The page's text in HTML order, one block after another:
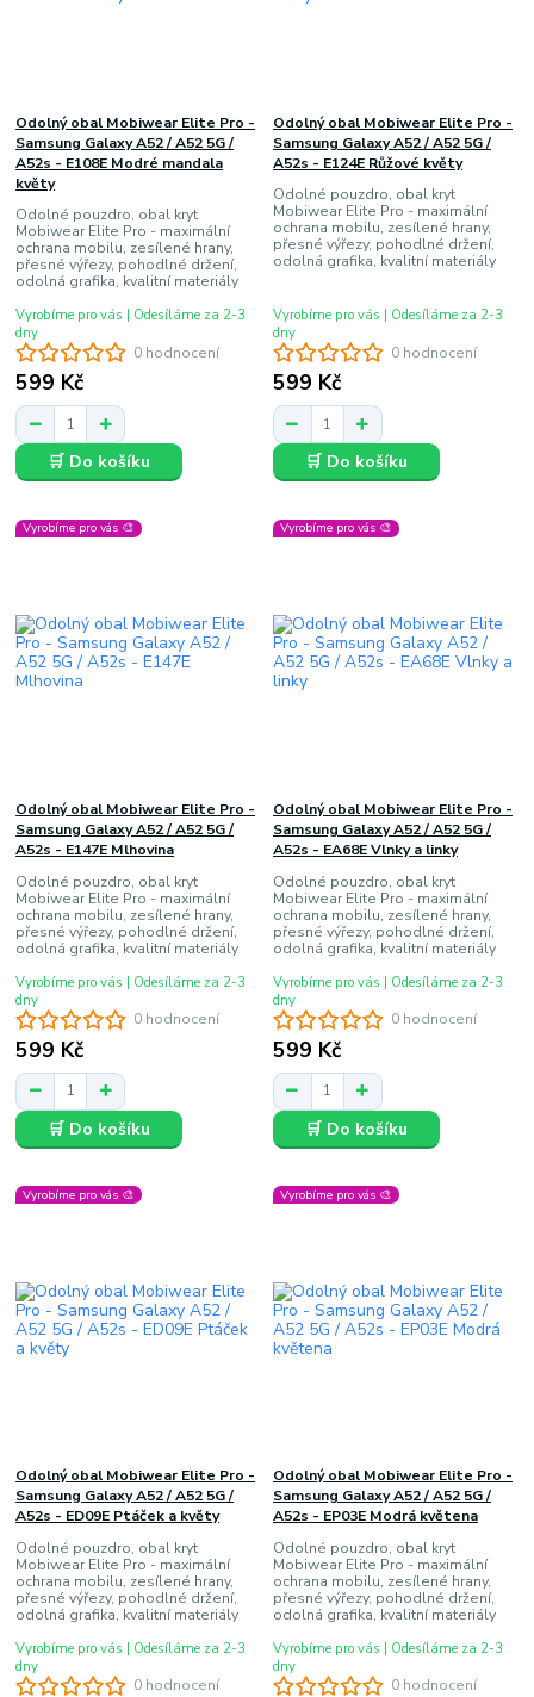
0 hodnocení
Odolný obal Mobiwear Elite Pro -
Samsung Galaxy A52 / A52 5G /
A52s - E108E Modré mandala
květy
Odolné pouzdro, obal kryt
Mobiwear Elite Pro - maximální
ochrana mobilu, zesílené hrany,
přesné výřezy, pohodlné držení,
odolná grafika, kvalitní materiály
599 Kč
Vyrobíme pro vás | Odesíláme za 2-3
dny
🛒 Do košíku
0 hodnocení
Odolný obal Mobiwear Elite Pro -
Samsung Galaxy A52 / A52 5G /
A52s - E124E Růžové květy
Odolné pouzdro, obal kryt
Mobiwear Elite Pro - maximální
ochrana mobilu, zesílené hrany,
přesné výřezy, pohodlné držení,
odolná grafika, kvalitní materiály
599 Kč
Vyrobíme pro vás | Odesíláme za 2-3
dny
🛒 Do košíku
Vyrobíme pro vás 🎨
0 hodnocení
Odolný obal Mobiwear Elite Pro -
Samsung Galaxy A52 / A52 5G /
A52s - E147E Mlhovina
Odolné pouzdro, obal kryt
Mobiwear Elite Pro - maximální
ochrana mobilu, zesílené hrany,
přesné výřezy, pohodlné držení,
odolná grafika, kvalitní materiály
599 Kč
Vyrobíme pro vás | Odesíláme za 2-3
dny
🛒 Do košíku
Vyrobíme pro vás 🎨
0 hodnocení
Odolný obal Mobiwear Elite Pro -
Samsung Galaxy A52 / A52 5G /
A52s - EA68E Vlnky a linky
Odolné pouzdro, obal kryt
Mobiwear Elite Pro - maximální
ochrana mobilu, zesílené hrany,
přesné výřezy, pohodlné držení,
odolná grafika, kvalitní materiály
599 Kč
Vyrobíme pro vás | Odesíláme za 2-3
dny
🛒 Do košíku
Vyrobíme pro vás 🎨
0 hodnocení
Odolný obal Mobiwear Elite Pro -
Samsung Galaxy A52 / A52 5G /
A52s - ED09E Ptáček a květy
Odolné pouzdro, obal kryt
Mobiwear Elite Pro - maximální
ochrana mobilu, zesílené hrany,
přesné výřezy, pohodlné držení,
odolná grafika, kvalitní materiály
Vyrobíme pro vás | Odesíláme za 2-3
dny
Vyrobíme pro vás 🎨
0 hodnocení
Odolný obal Mobiwear Elite Pro -
Samsung Galaxy A52 / A52 5G /
A52s - EP03E Modrá květena
Odolné pouzdro, obal kryt
Mobiwear Elite Pro - maximální
ochrana mobilu, zesílené hrany,
přesné výřezy, pohodlné držení,
odolná grafika, kvalitní materiály
Vyrobíme pro vás | Odesíláme za 2-3
dny